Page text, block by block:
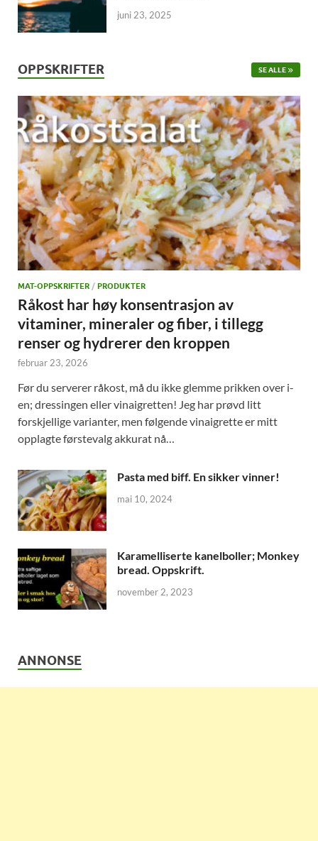
juni 23, 2025
OPPSKRIFTER SE ALLE
MAT-OPPSKRIFTER / PRODUKTER
Råkost har høy konsentrasjon av
vitaminer, mineraler og fiber, i tillegg
renser og hydrerer den kroppen
februar 23, 2026
Før du serverer råkost, må du ikke glemme prikken over i-
en; dressingen eller vinaigretten! Jeg har prøvd litt
forskjellige varianter, men følgende vinaigrette er mitt
opplagte førstevalg akkurat nå…
Pasta med biff. En sikker vinner!
mai 10, 2024
Karamelliserte kanelboller; Monkey
bread. Oppskrift.
november 2, 2023
ANNONSE